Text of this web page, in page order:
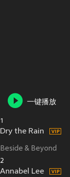
一键播放
1
Dry the Rain
Beside & Beyond
2
Annabel Lee